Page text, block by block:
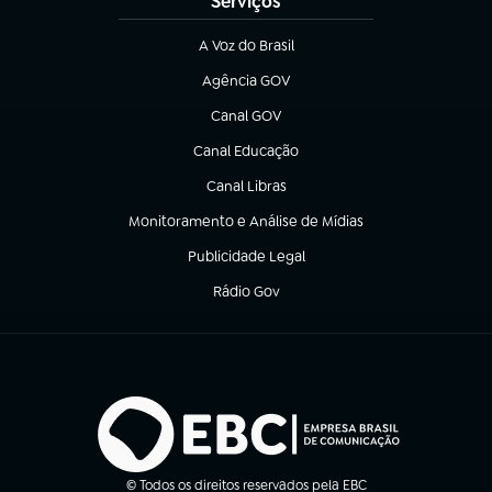
A Voz do Brasil
(abre em nova aba)
Agência GOV
(abre em nova aba)
Canal GOV
(abre em nova aba)
Canal Educação
(abre em nova aba)
Canal Libras
(abre em nova aba)
Monitoramento e Análise de Mídias
(abre em nova aba)
Publicidade Legal
(abre em nova aba)
Rádio Gov
(abre em nova aba)
© Todos os direitos reservados pela EBC